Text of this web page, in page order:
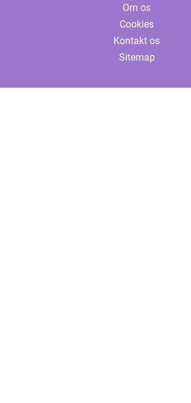
Om os
Cookies
Kontakt os
Sitemap